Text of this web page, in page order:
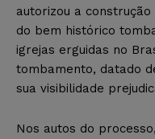
autorizou a
do bem histórico
igrejas erguidas no
tombamento, datado
sua visibilidade
Nos autos do